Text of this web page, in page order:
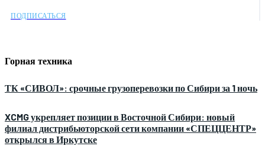
ПОДПИСАТЬСЯ
Горная техника
ТК «СИВОЛ»: срочные грузоперевозки по Сибири за 1 ночь
XCMG укрепляет позиции в Восточной Сибири: новый
филиал дистрибьюторской сети компании «СПЕЦЦЕНТР»
открылся в Иркутске